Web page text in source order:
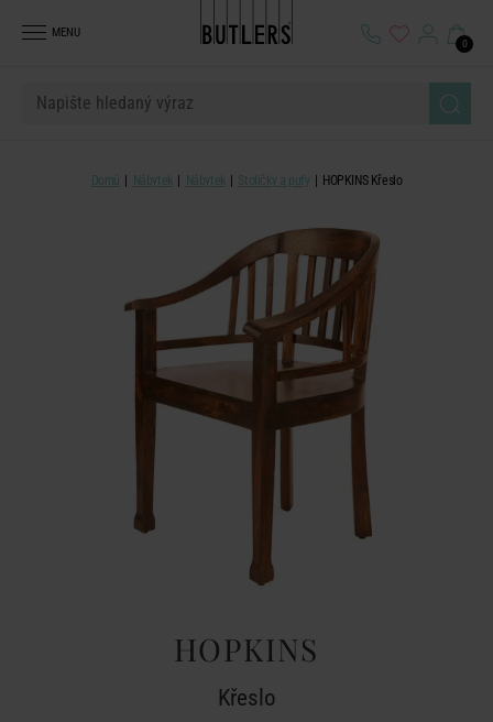
MENU
0
Domů Nábytek Nábytek Stoličky a pufy HOPKINS Křeslo
HOPKINS
Křeslo